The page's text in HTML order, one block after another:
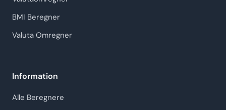
BMI Beregner
Valuta Omregner
Information
Alle Beregnere